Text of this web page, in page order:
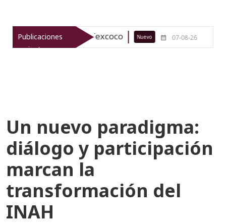
Publicaciones
recientes
de Texcoco Nuevo 07-08-26 El viaje del
Un nuevo paradigma:
diálogo y participación
marcan la
transformación del
INAH